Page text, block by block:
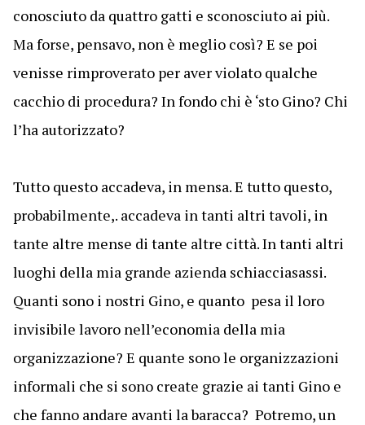
conosciuto da quattro gatti e sconosciuto ai più.
Ma forse, pensavo, non è meglio così? E se poi
venisse rimproverato per aver violato qualche
cacchio di procedura? In fondo chi è ‘sto Gino? Chi
l’ha autorizzato?
Tutto questo accadeva, in mensa. E tutto questo,
probabilmente,. accadeva in tanti altri tavoli, in
tante altre mense di tante altre città. In tanti altri
luoghi della mia grande azienda schiacciasassi.
Quanti sono i nostri Gino, e quanto pesa il loro
invisibile lavoro nell’economia della mia
organizzazione? E quante sono le organizzazioni
informali che si sono create grazie ai tanti Gino e
che fanno andare avanti la baracca? Potremo, un